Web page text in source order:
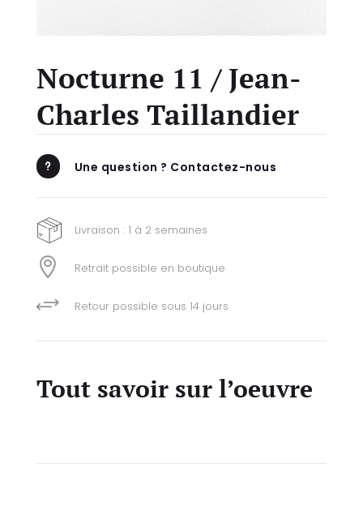
Nocturne 11 / Jean-
Charles Taillandier
u Une question ? Contactez-nous
Livraison : 1 à 2 semaines
 Retrait possible en boutique
+ Retour possible sous 14 jours
Tout savoir sur l’oeuvre